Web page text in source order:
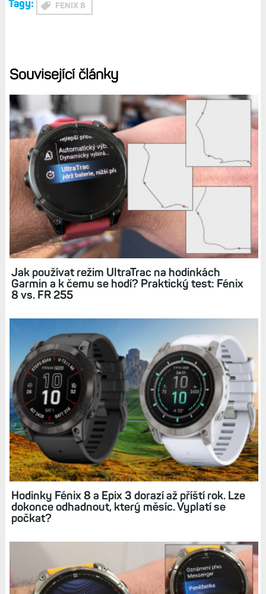
Tagy: FENIX 8
Související články
Jak používat režim UltraTrac na hodinkách
Garmin a k čemu se hodí? Praktický test: Fénix
8 vs. FR 255